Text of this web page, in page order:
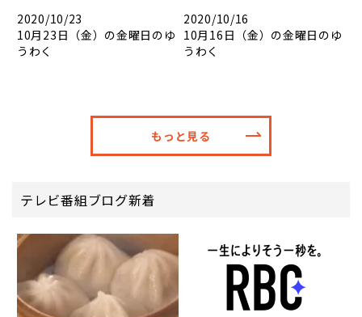
2020/10/23
10月23日（金）の金曜日のゆ
うわく
2020/10/16
10月16日（金）の金曜日のゆ
うわく
もっと見る
テレビ番組ブログ新着